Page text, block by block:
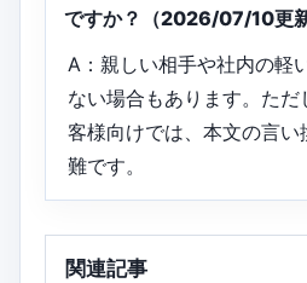
ですか？（2026/07/10更新
A：親しい相手や社内の軽
ない場合もあります。た
客様向けでは、本文の言
難です。
関連記事